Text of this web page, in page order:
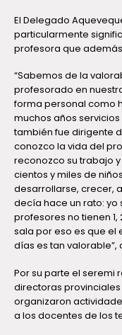
El Delegado
particularmente
profesora que
“Sabemos de la
profesorado en
forma personal como
muchos años
también fue dirigente
conozco la vida del
reconozco su trabajo
cientos y miles de
desarrollarse, crecer,
decía hace un rato: yo
profesores no tienen 1,
sala por eso es que el
días es tan
Por su parte el seremi
directoras provinciales
organizaron
a los docentes de los